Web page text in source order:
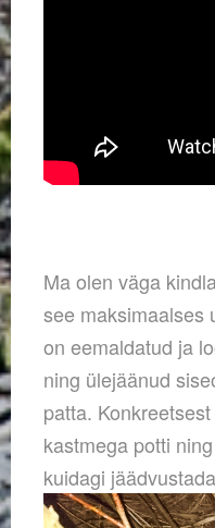
Ma olen väga
see maksimaalses
on eemaldatud ja
ning ülejäänud
patta.
kastmega potti
kuidagi